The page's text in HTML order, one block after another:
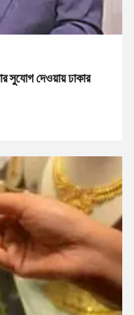
সুযোগ দেওয়ায় ঢাকার